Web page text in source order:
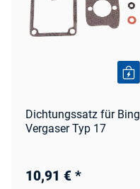
Dichtungssatz für Bing
Vergaser Typ 17
10,91 € *